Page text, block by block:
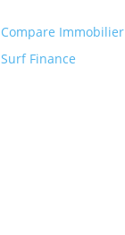
Compare Immobilier
Surf Finance